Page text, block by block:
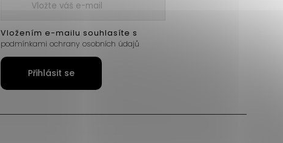
Vložením e-mailu souhlasíte s
podmínkami ochrany osobních údajů
Přihlásit se